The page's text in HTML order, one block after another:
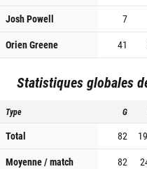
Josh Powell
7
Orien Greene
41
Statistiques globales
Type G
Total 82
Moyenne / match
82